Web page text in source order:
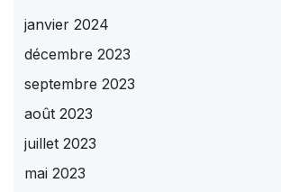
janvier 2024
décembre 2023
septembre 2023
août 2023
juillet 2023
mai 2023